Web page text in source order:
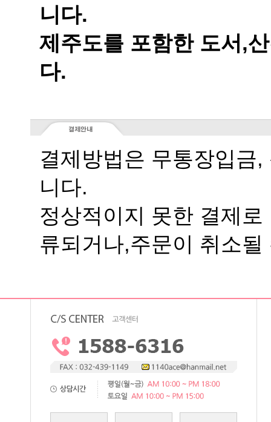
니다.
다.
니다.
류되거나,주문이 취소될